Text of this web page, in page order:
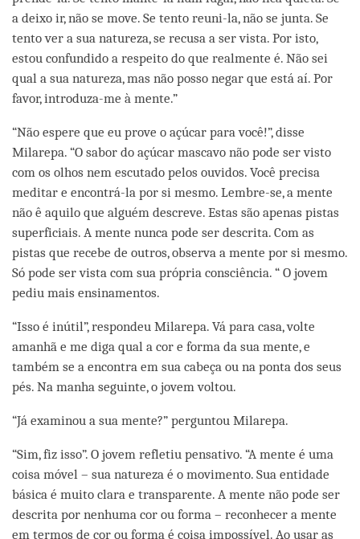
a deixo ir, não se move. Se tento reuni-la, não se junta. Se
tento ver a sua natureza, se recusa a ser vista. Por isto,
estou confundido a respeito do que realmente é. Não sei
qual a sua natureza, mas não posso negar que está aí. Por
favor, introduza-me à mente.”
“Não espere que eu prove o açúcar para você!”, disse
Milarepa. “O sabor do açúcar mascavo não pode ser visto
com os olhos nem escutado pelos ouvidos. Você precisa
meditar e encontrá-la por si mesmo. Lembre-se, a mente
não ê aquilo que alguém descreve. Estas são apenas pistas
superficiais. A mente nunca pode ser descrita. Com as
pistas que recebe de outros, observa a mente por si mesmo.
Só pode ser vista com sua própria consciência. “ O jovem
pediu mais ensinamentos.
“Isso é inútil”, respondeu Milarepa. Vá para casa, volte
amanhã e me diga qual a cor e forma da sua mente, e
também se a encontra em sua cabeça ou na ponta dos seus
pés. Na manha seguinte, o jovem voltou.
“Já examinou a sua mente?” perguntou Milarepa.
“Sim, fiz isso”. O jovem refletiu pensativo. “A mente é uma
coisa móvel – sua natureza é o movimento. Sua entidade
básica é muito clara e transparente. A mente não pode ser
descrita por nenhuma cor ou forma – reconhecer a mente
em termos de cor ou forma é coisa impossível. Ao usar as